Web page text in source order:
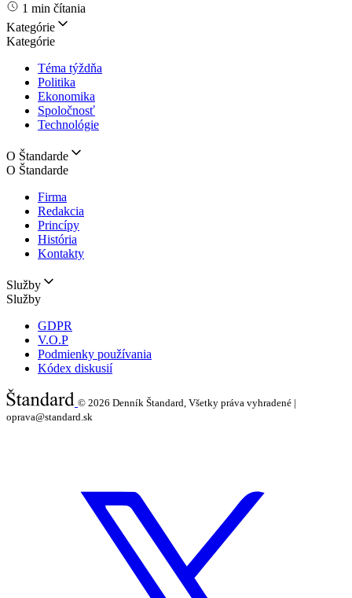
1 min čítania
Kategórie
Kategórie
Téma týždňa
Politika
Ekonomika
Spoločnosť
Technológie
O Štandarde
O Štandarde
Firma
Redakcia
Princípy
História
Kontakty
Služby
Služby
GDPR
V.O.P
Podmienky používania
Kódex diskusií
© 2026 Denník Štandard, Všetky práva vyhradené |
oprava@standard.sk